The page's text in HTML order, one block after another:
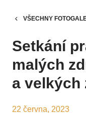
VŠECHNY
Setkání
malých
a velkých
22 června, 2023